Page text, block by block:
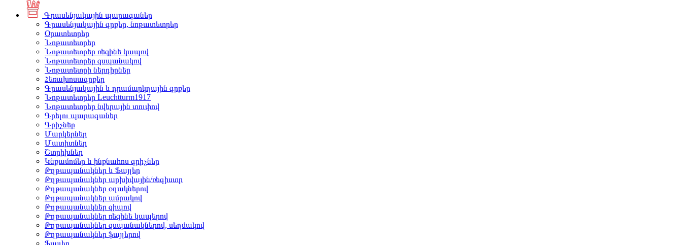
Գրասենյակային պարագաներ
Գրասենյակային գրքեր, նոթատետրեր
Օրատետրեր
Նոթատետրեր
Նոթատետրեր ռեզինե կապով
Նոթատետրեր զսպանակով
Նոթատետրի ներդիրներ
Հեռախոսագրքեր
Գրասենյակային և դրամարկղային գրքեր
Նոթատետրեր Leuchtturm1917
Նոթատետրեր նվերային տուփով
Գրելու պարագաներ
Գրիչներ
Մարկերներ
Մատիտներ
Շտրիխներ
Կնքամոմեր և ինքնահոս գրիչներ
Թղթապանակներ և Ֆայլեր
Թղթապանակներ արխիվային/ռեգիստր
Թղթապանակներ օղակներով
Թղթապանակներ ամրակով
Թղթապանակներ զիպով
Թղթապանակներ ռեզինե կապերով
Թղթապանակներ զսպանակներով, սեղմակով
Թղթապանակներ ֆայլերով
Ֆայլեր